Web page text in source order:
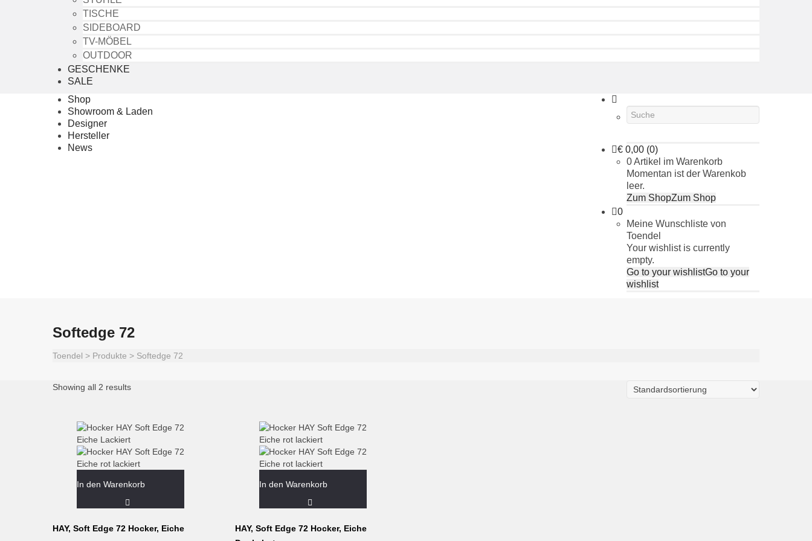
TISCHE
SIDEBOARD
TV-MÖBEL
OUTDOOR
GESCHENKE
SALE
Shop
Showroom & Laden
Designer
Hersteller
News
€ 0,00 (0)
0 Artikel im Warenkorb
Momentan ist der Warenkob
leer.
Zum ShopZum Shop
0
Meine Wunschliste von
Toendel
Your wishlist is currently
empty.
Go to your wishlistGo to your
wishlist
Softedge 72
Toendel > Produkte > Softedge 72
Showing all 2 results
In den Warenkorb
HAY, Soft Edge 72 Hocker, Eiche
In den Warenkorb
HAY, Soft Edge 72 Hocker, Eiche